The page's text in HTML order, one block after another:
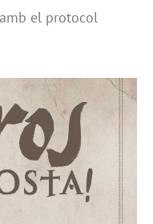
el protocol